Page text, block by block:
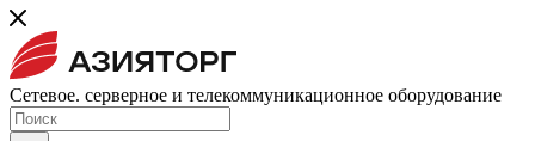
Сетевое. серверное и телекоммуникационное оборудование